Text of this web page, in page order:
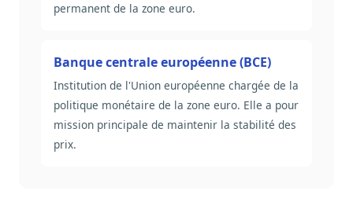
permanent de la zone euro.
Banque centrale européenne (BCE)
Institution de l'Union européenne chargée de la
politique monétaire de la zone euro. Elle a pour
mission principale de maintenir la stabilité des
prix.